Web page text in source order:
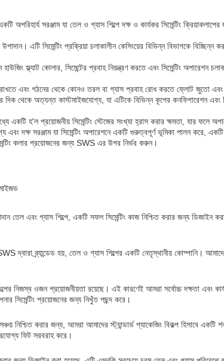
একটি অপরিহার্য সরঞ্জাম যা তেল ও গ্যাস শিল্পে দক্ষ ও কার্যকর সিমেন্টিং
উপাদান। এটি সিমেন্টিং প্রক্রিয়া চলাকালীন কেসিংয়ের বিভিন্ন বিভাগকে
ফ্ল্যাট কোলার, সিমেন্টের প্রবাহ নিয়ন্ত্রণ করতে এবং সিমেন্টিং
রাখতে এবং গঠনের থেকে কোনও তরল বা গ্যাস প্রবাহ রোধ করতে ফ্লোট জুতো
দিক থেকে অত্যন্ত কাস্টমাইজযোগ্য, যা এটিকে বিভিন্ন কূপের কনফিগারেশন
একটি হ'ল প্রয়োজনীয় সিমেন্টিং স্টেজের সংখ্যা হ্রাস করার ক্ষমতা, যার
এবং দক্ষ সরঞ্জাম যা সিমেন্টিং অপারেশনে একটি গুরুত্বপূর্ণ ভূমিকা পালন করে,
কলার প্রয়োজনের জন্য SWS এর উপর নির্ভর করুন।
তেল এবং গ্যাস শিল্পে, একটি সফল সিমেন্টিং কাজ নিশ্চিত করার জন্য
SWS দ্বারা ব্র্যান্ডেড হয়, তেল ও গ্যাস শিল্পের একটি নেতৃস্থানীয়
নিজস্ব ওজন প্রয়োজনীয়তা রয়েছে। এই কারণেই আমরা সর্বোচ্চ দক্ষতা এবং
সিমেন্টিং প্রয়োজনের জন্য নিখুঁত পছন্দ করে।
সঞ্চয় নিশ্চিত করার জন্য, আমরা আমাদের স্ট্যান্ডার্ড প্যাকেজিং বিকল্প
ফিট সরবরাহ করে।